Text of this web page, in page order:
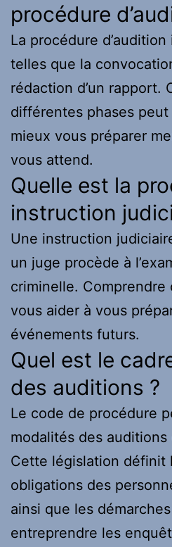
procédure
La procédure
telles que la
rédaction d’un rapport.
différentes phases
mieux vous préparer
vous attend.
Quelle est la
instruction
Une instruction
un juge procède à
criminelle.
vous aider à vous
événements futurs.
Quel est le
des auditions ?
Le code de procédure
modalités des
Cette législation définit
obligations des
ainsi que les
entreprendre les